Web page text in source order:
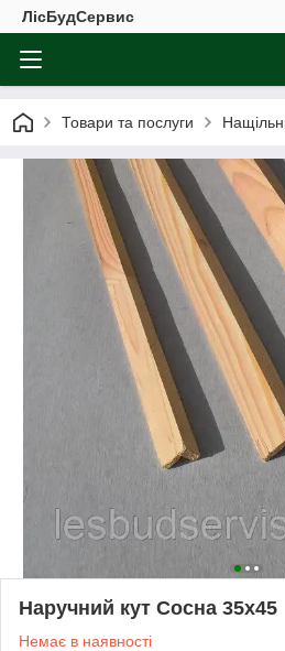
ЛісБудСервис
Товари та послуги
Наручний кут Сосна 35x45
Немає в наявності